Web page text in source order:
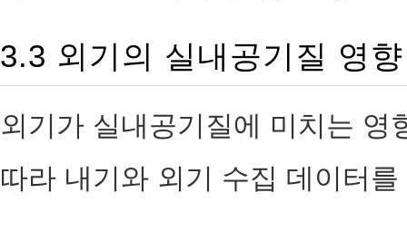
3.3 외기의 실내공기질 영
외기가 실내공기질에 미치는 영
따라 내기와 외기 수집 데이터